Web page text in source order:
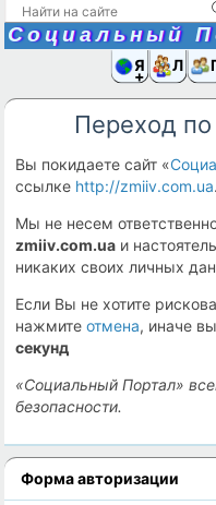
Социальный
Я и
Переход
Вы покидаете сайт «
ссылке http://zmiiv.com.ua.
Мы не несем
zmiiv.com.ua и
никаких своих личных
Если Вы не хотите
нажмитеотмена, иначе
секунд
«Социальный Портал»
безопасности.
Форма авторизации